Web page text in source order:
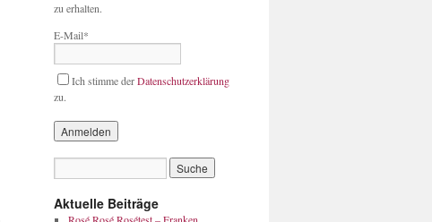
zu erhalten.
E-Mail*
Ich stimme derDatenschutzerklärung
zu.
Aktuelle Beiträge